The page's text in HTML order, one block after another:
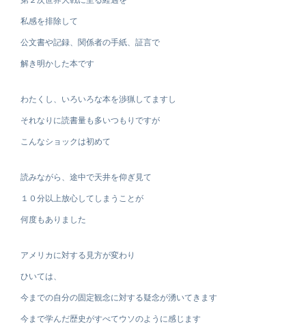
私感を排除して
公文書や記録、関係者の手紙、証言で
解き明かした本です
わたくし、いろいろな本を渉猟してますし
それなりに読書量も多いつもりですが
こんなショックは初めて
読みながら、途中で天井を仰ぎ見て
１０分以上放心してしまうことが
何度もありました
アメリカに対する見方が変わり
ひいては、
今までの自分の固定観念に対する疑念が湧いてきます
今まで学んだ歴史がすべてウソのように感じます